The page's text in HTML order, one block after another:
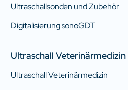
Ultraschallsonden und Zubehör
Digitalisierung sonoGDT
Ultraschall Veterinärmedizin
Ultraschall Veterinärmedizin